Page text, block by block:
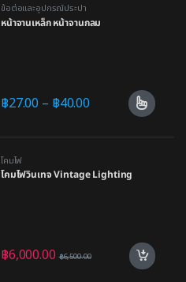
ข้อต่อและอุปกรณ์ประปา
หน้าจานเหล็ก หน้าจานกลม
฿27.00 – ฿40.00
โคมไฟ
โคมไฟวินเทจ Vintage Lighting
฿6,000.00 ฿6,500.00